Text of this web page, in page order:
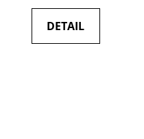
DETAIL